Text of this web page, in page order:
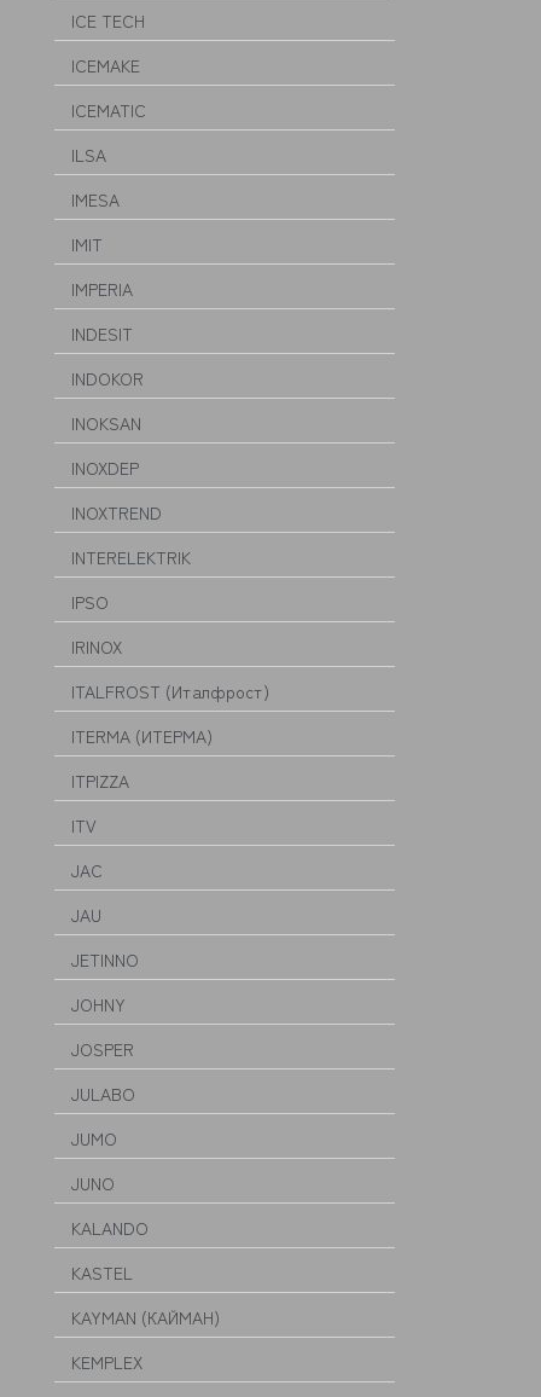
ICE TECH
ICEMAKE
ICEMATIC
ILSA
IMESA
IMIT
IMPERIA
INDESIT
INDOKOR
INOKSAN
INOXDEP
INOXTREND
INTERELEKTRIK
IPSO
IRINOX
ITALFROST (Италфрост)
ITERMA (ИТЕРМА)
ITPIZZA
ITV
JAC
JAU
JETINNO
JOHNY
JOSPER
JULABO
JUMO
JUNO
KALANDO
KASTEL
KAYMAN (КАЙМАН)
KEMPLEX